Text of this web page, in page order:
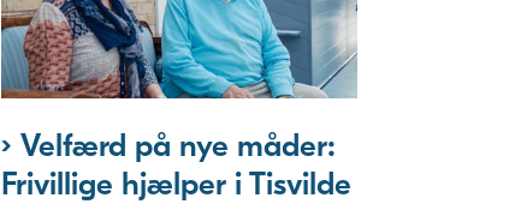
Velfærd på nye måder:
Frivillige hjælper i Tisvilde